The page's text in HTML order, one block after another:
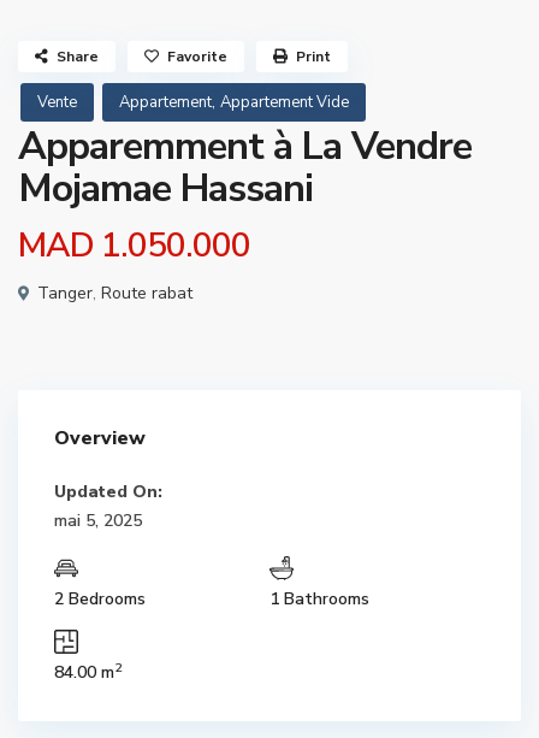
Vente Appartement, Appartement Vide
Apparemment à La Vendre
Mojamae Hassani
MAD 1.050.000
Tanger, Route rabat
Share Favorite Print
Overview
Updated On:
mai 5, 2025
2 Bedrooms 1 Bathrooms
84.00 m2